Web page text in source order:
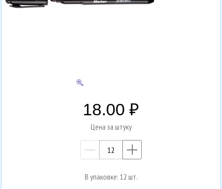
18.00
Цена за штуку
—
В упаковке: 12 шт.